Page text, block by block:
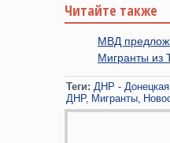
Читайте также
МВД
Мигранты из
Теги: ДНР -
ДНР Мигранты